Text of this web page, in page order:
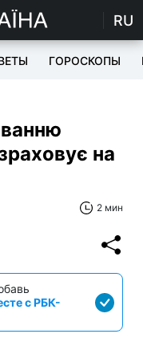
RU
ГОРОСКОПЫ
на
2 мин
с РБК-